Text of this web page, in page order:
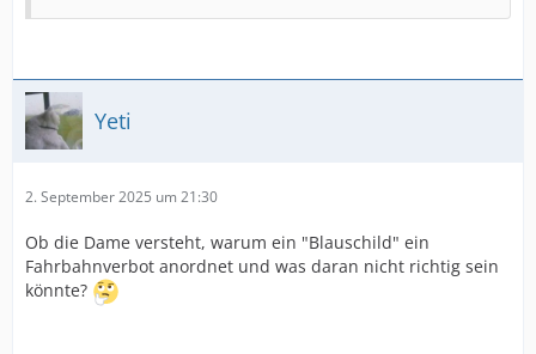
Yeti
2. September 2025 um 21:30
Ob die Dame versteht, warum ein "Blauschild" ein
Fahrbahnverbot anordnet und was daran nicht richtig sein
könnte?